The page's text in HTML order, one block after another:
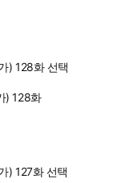
) 128화 선택
) 128화
) 127화 선택